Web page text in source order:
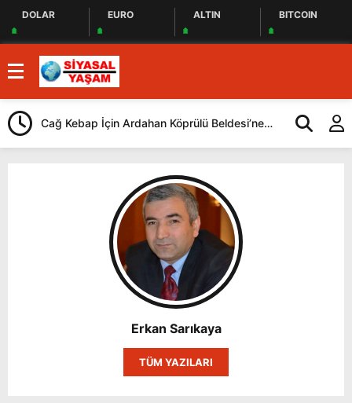
DOLAR EURO ALTIN BITCOIN
Cağ Kebap İçin Ardahan Köprülü Beldesi’ne
Geliyorlar
CHP,
Yaptı
Erkan Sarıkaya
TÜM YAZILARI